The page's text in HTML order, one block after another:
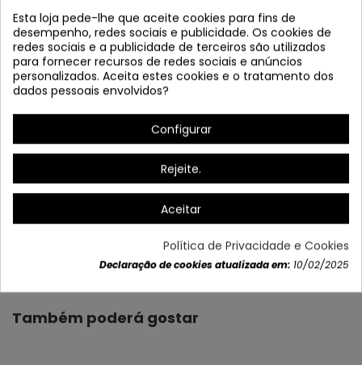
* Ajustável em intensidade e cor
Dados do produto
Também poderá gostar
Esta loja pede-lhe que aceite cookies para fins de
desempenho, redes sociais e publicidade. Os cookies de
redes sociais e a publicidade de terceiros são utilizados
para fornecer recursos de redes sociais e anúncios
personalizados. Aceita estes cookies e o tratamento dos
dados pessoais envolvidos?
Configurar
Rejeite.
Aceitar
Política de Privacidade e Cookies
Declaração de cookies atualizada em: 10/02/2025